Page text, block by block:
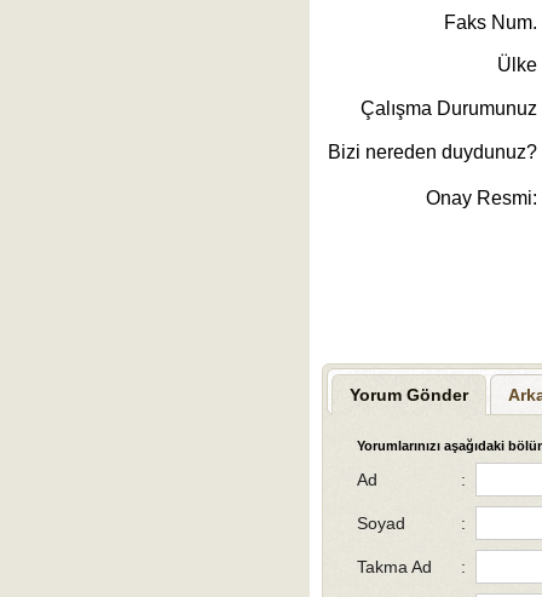
Faks Num.
Ülke
Çalışma Durumunuz
Bizi nereden duydunuz?
Onay Resmi:
Yorum Gönder
Yorumlarınızı aşağıdaki
Ad :
Soyad :
Takma Ad :